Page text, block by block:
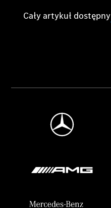
Cały artykuł dostępny